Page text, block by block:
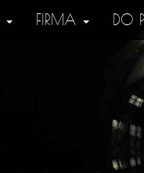
FIRMA DO